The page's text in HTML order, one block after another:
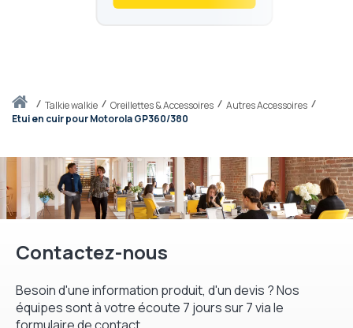
Accueiltalkie walkie Oreillettes & Accessoires
Autres Accessoires
Etui en cuir pour Motorola GP360/380
Contactez-nous
Besoin d'une information produit, d'un devis ? Nos
équipes sont à votre écoute 7 jours sur 7 via le